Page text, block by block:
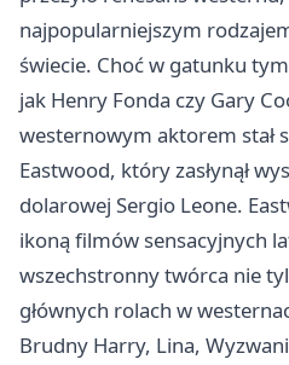
najpopularniejszym
świecie. Choć w gatunku
jak Henry Fonda czy Gary
westernowym aktorem stał
Eastwood, który zasłynął
dolarowej Sergio Leone.
ikoną filmów sensacyjnych
wszechstronny twórca nie
głównych rolach w
Brudny Harry, Lina,